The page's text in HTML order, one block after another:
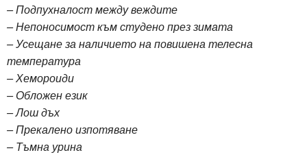
– Подпухналост между веждите
– Непоносимост към студено през зимата
– Усещане за наличието на повишена телесна
температура
– Хемороиди
– Обложен език
– Лош дъх
– Прекалено изпотяване
– Тъмна урина